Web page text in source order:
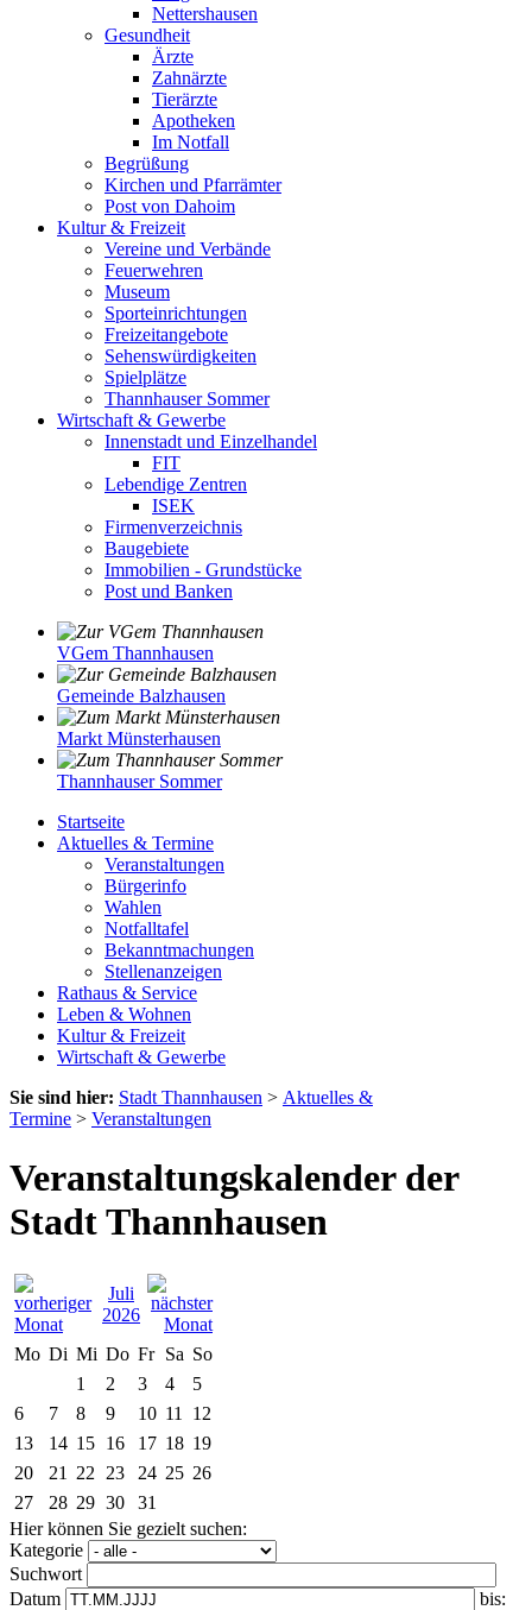
Nettershausen
Gesundheit
Ärzte
Zahnärzte
Tierärzte
Apotheken
Im Notfall
Begrüßung
Kirchen und Pfarrämter
Post von Dahoim
Kultur & Freizeit
Vereine und Verbände
Feuerwehren
Museum
Sporteinrichtungen
Freizeitangebote
Sehenswürdigkeiten
Spielplätze
Thannhauser Sommer
Wirtschaft & Gewerbe
Innenstadt und Einzelhandel
FIT
Lebendige Zentren
ISEK
Firmenverzeichnis
Baugebiete
Immobilien - Grundstücke
Post und Banken
VGem Thannhausen
Gemeinde Balzhausen
Markt Münsterhausen
Thannhauser Sommer
Startseite
Aktuelles & Termine
Veranstaltungen
Bürgerinfo
Wahlen
Notfalltafel
Bekanntmachungen
Stellenanzeigen
Rathaus & Service
Leben & Wohnen
Kultur & Freizeit
Wirtschaft & Gewerbe
Sie sind hier: Stadt Thannhausen > Aktuelles &
Termine > Veranstaltungen
Veranstaltungskalender der
Stadt Thannhausen
Juli
2026
Mo Di Mi Do Fr Sa So
1
2 3 4
5
6
7 8 9 10 11
12
13
14 15 16 17 18 19
20
21 22 23 24 25 26
27
28 29 30
31
Hier können Sie gezielt suchen:
Kategorie
Suchwort
Datum
bis: